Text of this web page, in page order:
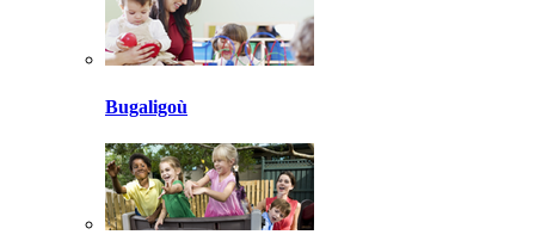
Bugaligoù